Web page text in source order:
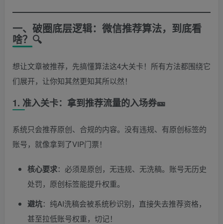
一、破圈底层逻辑：微信推荐算法，到底看
啥？🔍
想让文章被推荐，先搞懂算法这4大关卡！所有方法都围绕它
们展开，让你知其然更知其所以然！
1. 准入关卡：拿到推荐流量的入场券🎫
系统只会推荐原创、合规的内容。没有违规、有原创标签的
账号，就像拿到了VIP门票！
核心要求：必须是原创，无违规、无洗稿。账号无历史
处罚，原创标签能提升权重。
避坑：纯AI洗稿会被系统秒识别，直接失去推荐资格，
甚至拉低账号权重，切记！